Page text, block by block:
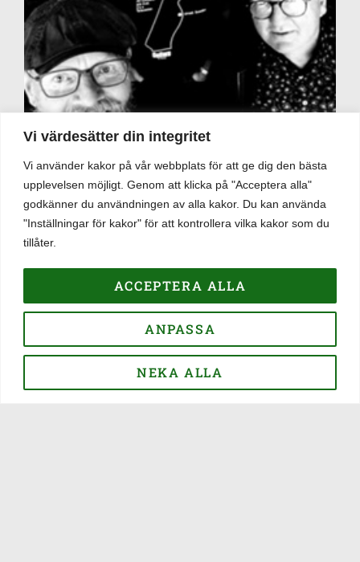
Vi värdesätter din integritet
Vi använder kakor på vår webbplats för att ge dig den bästa
upplevelsen möjligt. Genom att klicka på "Acceptera alla"
godkänner du användningen av alla kakor. Du kan använda
"Inställningar för kakor" för att kontrollera vilka kakor som du
tillåter.
ANPASSA
NEKA ALLA
ACCEPTERA ALLA
Om puben
Black Sheep Arms är en traditionell brittisk pub belägen i
hjärtat av Visby innerstad. Hos oss kan ni avnjuta brittisk
Chips och även för våra hamburgare gjorda på gotländskt
högrev. Vi har även ett brett utbud av öl och whiskey. Vad